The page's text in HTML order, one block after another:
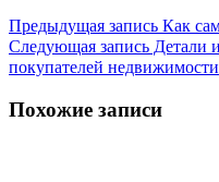
Предыдущая запись Как
Следующая запись Детали
покупателей недвижимости
Похожие записи